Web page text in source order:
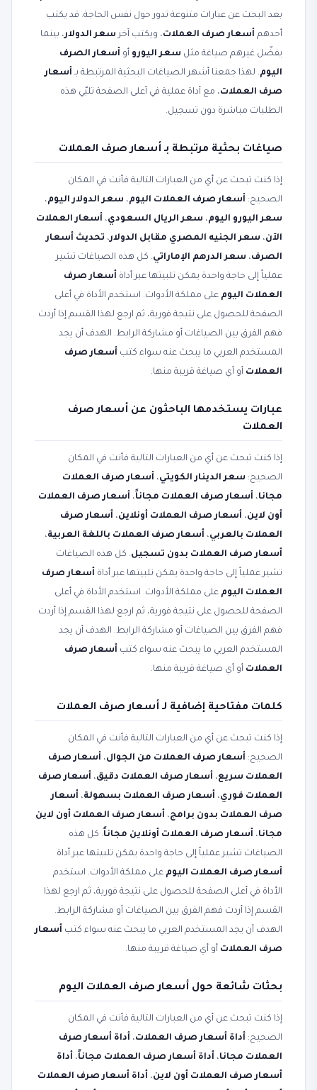
بعد البحث عن عبارات متنوعة تدور حول نفس الحاجة. قد يكتب
أحدهم أسعار صرف العملات، ويكتب آخر سعر الدولار، بينما
يفضّل غيرهم صياغة مثل سعر اليورو أو أسعار الصرف
اليوم. لهذا جمعنا أشهر الصياغات البحثية المرتبطة بـ أسعار
صرف العملات، مع أداة عملية في أعلى الصفحة تلبّي هذه
الطلبات مباشرة دون تسجيل.
صياغات بحثية مرتبطة بـ أسعار صرف العملات
إذا كنت تبحث عن أي من العبارات التالية فأنت في المكان
الصحيح: أسعار صرف العملات اليوم، سعر الدولار اليوم،
سعر اليورو اليوم، سعر الريال السعودي، أسعار العملات
الآن، سعر الجنيه المصري مقابل الدولار، تحديث أسعار
الصرف، سعر الدرهم الإماراتي. كل هذه الصياغات تشير
عملياً إلى حاجة واحدة يمكن تلبيتها عبر أداة أسعار صرف
العملات اليوم على مملكة الأدوات. استخدم الأداة في أعلى
الصفحة للحصول على نتيجة فورية، ثم ارجع لهذا القسم إذا أردت
فهم الفرق بين الصياغات أو مشاركة الرابط. الهدف أن يجد
المستخدم العربي ما يبحث عنه سواء كتب أسعار صرف
العملات أو أي صياغة قريبة منها.
عبارات يستخدمها الباحثون عن أسعار صرف
العملات
إذا كنت تبحث عن أي من العبارات التالية فأنت في المكان
الصحيح: سعر الدينار الكويتي، أسعار صرف العملات
مجانا، أسعار صرف العملات مجاناً، أسعار صرف العملات
أون لاين، أسعار صرف العملات أونلاين، أسعار صرف
العملات بالعربي، أسعار صرف العملات باللغة العربية،
أسعار صرف العملات بدون تسجيل. كل هذه الصياغات
تشير عملياً إلى حاجة واحدة يمكن تلبيتها عبر أداة أسعار صرف
العملات اليوم على مملكة الأدوات. استخدم الأداة في أعلى
الصفحة للحصول على نتيجة فورية، ثم ارجع لهذا القسم إذا أردت
فهم الفرق بين الصياغات أو مشاركة الرابط. الهدف أن يجد
المستخدم العربي ما يبحث عنه سواء كتب أسعار صرف
العملات أو أي صياغة قريبة منها.
كلمات مفتاحية إضافية لـ أسعار صرف العملات
إذا كنت تبحث عن أي من العبارات التالية فأنت في المكان
الصحيح: أسعار صرف العملات من الجوال، أسعار صرف
العملات سريع، أسعار صرف العملات دقيق، أسعار صرف
العملات فوري، أسعار صرف العملات بسهولة، أسعار
صرف العملات بدون برامج، أسعار صرف العملات أون لاين
مجانا، أسعار صرف العملات أونلاين مجاناً. كل هذه
الصياغات تشير عملياً إلى حاجة واحدة يمكن تلبيتها عبر أداة
أسعار صرف العملات اليوم على مملكة الأدوات. استخدم
الأداة في أعلى الصفحة للحصول على نتيجة فورية، ثم ارجع لهذا
القسم إذا أردت فهم الفرق بين الصياغات أو مشاركة الرابط.
الهدف أن يجد المستخدم العربي ما يبحث عنه سواء كتب أسعار
صرف العملات أو أي صياغة قريبة منها.
بحثات شائعة حول أسعار صرف العملات اليوم
إذا كنت تبحث عن أي من العبارات التالية فأنت في المكان
الصحيح: أداة أسعار صرف العملات، أداة أسعار صرف
العملات مجانا، أداة أسعار صرف العملات مجاناً، أداة
أسعار صرف العملات أون لاين، أداة أسعار صرف العملات